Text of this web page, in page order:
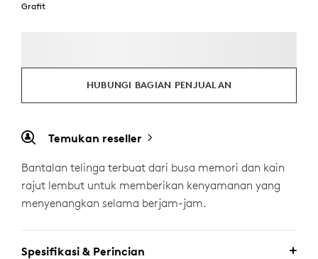
Grafit
HUBUNGI BAGIAN PENJUALAN
Temukan reseller
Bantalan telinga terbuat dari busa memori dan kain
rajut lembut untuk memberikan kenyamanan yang
menyenangkan selama berjam-jam.
Spesifikasi & Perincian